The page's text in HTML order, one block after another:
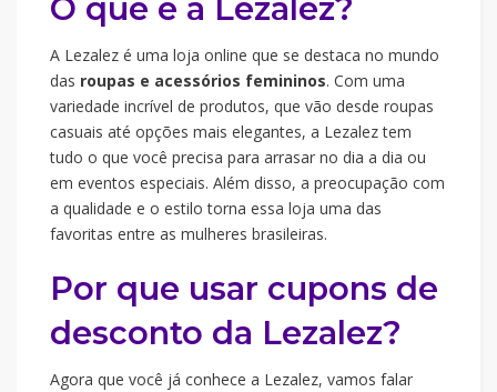
O que é a Lezalez?
A Lezalez é uma loja online que se destaca no mundo
das roupas e acessórios femininos. Com uma
variedade incrível de produtos, que vão desde roupas
casuais até opções mais elegantes, a Lezalez tem
tudo o que você precisa para arrasar no dia a dia ou
em eventos especiais. Além disso, a preocupação com
a qualidade e o estilo torna essa loja uma das
favoritas entre as mulheres brasileiras.
Por que usar cupons de
desconto da Lezalez?
Agora que você já conhece a Lezalez, vamos falar